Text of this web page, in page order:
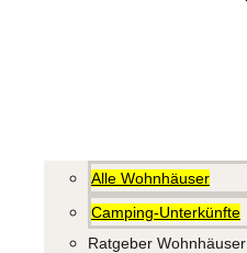
Alle Wohnhäuser
Camping-Unterkünfte
Ratgeber Wohnhäuser